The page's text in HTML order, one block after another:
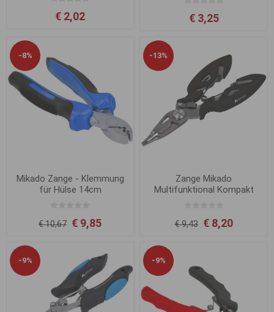
€ 2,02 € 3,25
-8%
Mikado Zange - Klemmung
für Hülse 14cm
€ 10,67 € 9,85
-13%
Zange Mikado
Multifunktional Kompakt
€ 9,43 € 8,20
-9% -9%